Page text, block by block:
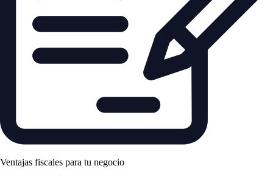
Ventajas fiscales para tu negocio